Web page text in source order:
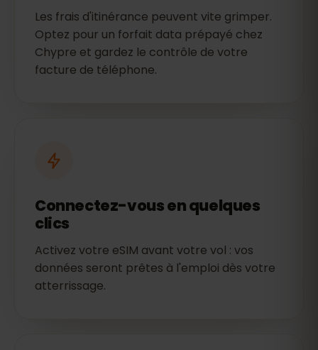
Les frais d'itinérance peuvent vite grimper.
Optez pour un forfait data prépayé chez
Chypre et gardez le contrôle de votre
facture de téléphone.
Connectez-vous en quelques
clics
Activez votre eSIM avant votre vol : vos
données seront prêtes à l'emploi dès votre
atterrissage.